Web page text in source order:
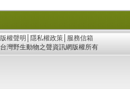
版權聲明 隱私權政策 服務信箱
台灣野生動物之聲資訊網版權所有